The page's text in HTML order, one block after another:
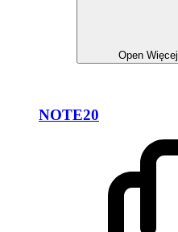
Open Więcej
NOTE20